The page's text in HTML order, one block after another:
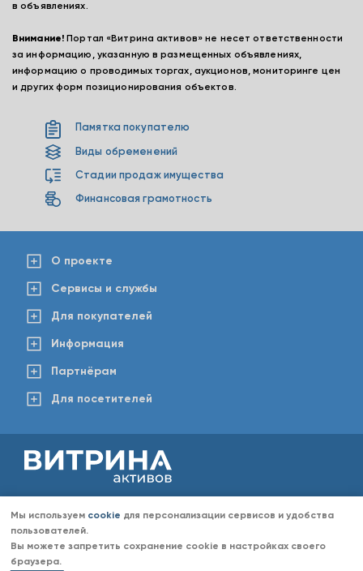
в объявлениях.
Внимание! Портал «Витрина активов» не несет ответственности
за информацию, указанную в размещенных объявлениях,
информацию о проводимых торгах, аукционов, мониторинге цен
и других форм позиционирования объектов.
Памятка покупателю
Виды обременений
Стадии продаж имущества
Финансовая грамотность
О проекте
Сервисы и службы
Для покупателей
Информация
Партнёрам
Для посетителей
является публичной офертой, определяемой положениями Статьи 437 Гражданского кодекса РФ.
Любое копирование информации с сайта разрешено только с согласия администрации «Витрина
информации (объявлений) без объяснений причин отказа.
Мы используем cookie для персонализации сервисов и удобства
пользователей.
Вы можете запретить сохранение cookie в настройках своего
браузера.